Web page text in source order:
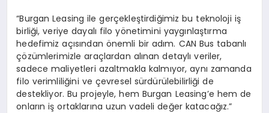
“Burgan Leasing ile gerçekleştirdiğimiz bu teknoloji iş
birliği, veriye dayalı filo yönetimini yaygınlaştırma
hedefimiz açısından önemli bir adım. CAN Bus tabanlı
çözümlerimizle araçlardan alınan detaylı veriler,
sadece maliyetleri azaltmakla kalmıyor, aynı zamanda
filo verimliliğini ve çevresel sürdürülebilirliği de
destekliyor. Bu projeyle, hem Burgan Leasing’e hem de
onların iş ortaklarına uzun vadeli değer katacağız.”